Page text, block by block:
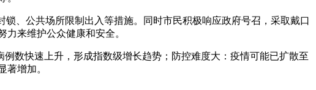
、公共场所限制出入等措施。同时市民积极响应政府号召，采取戴口
来维护公众健康和安全。
数快速上升，形成指数级增长趋势；防控难度大：疫情可能已扩散至
著增加。